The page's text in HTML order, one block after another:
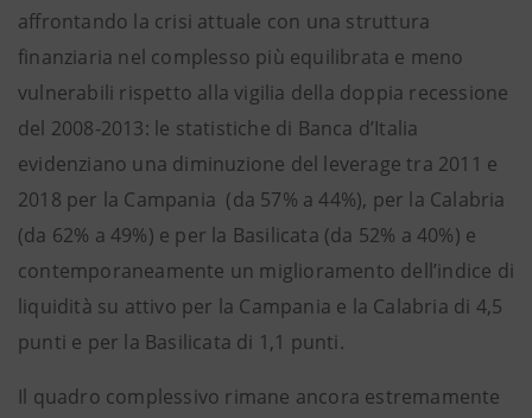
affrontando la crisi attuale con una struttura
finanziaria nel complesso più equilibrata e meno
vulnerabili rispetto alla vigilia della doppia recessione
del 2008-2013: le statistiche di Banca d’Italia
evidenziano una diminuzione del leverage tra 2011 e
2018 per la Campania (da 57% a 44%), per la Calabria
(da 62% a 49%) e per la Basilicata (da 52% a 40%) e
contemporaneamente un miglioramento dell’indice di
liquidità su attivo per la Campania e la Calabria di 4,5
punti e per la Basilicata di 1,1 punti.
Il quadro complessivo rimane ancora estremamente